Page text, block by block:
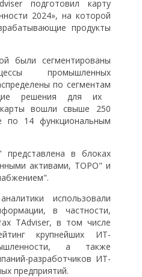
подготовил карту
2024», на которой
продукты
были сегментированы
промышленных
по сегментам
решения для их
вошли свыше 250
по 14 функциональным
в блоках
активами, ТОРО" и
использовали
в частности,
TAdviser, в том числе
крупнейших ИТ-
а также
разработчиков ИТ-
предприятий.